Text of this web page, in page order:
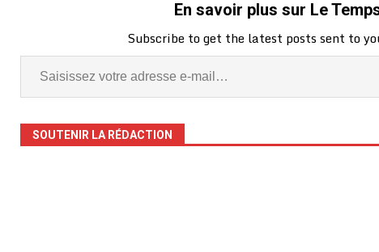
En savoir plus sur Le
Subscribe to get the latest posts sent to
SOUTENIR LA RÉDACTION